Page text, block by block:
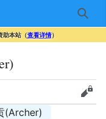
搜索
助本站（查看详情）
查看
(Archer)